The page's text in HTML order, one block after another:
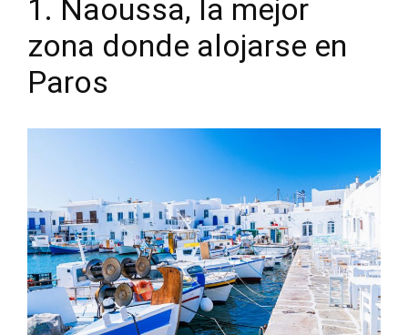
1. Naoussa, la mejor
zona donde alojarse en
Paros